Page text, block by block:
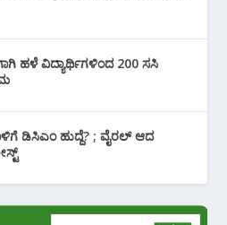
ಹಳೆ ವಿದ್ಯಾರ್ಥಿಗಳಿಂದ 200 ಸಸಿ
ಡಿಸಿಎಂ ಹುದ್ದೆ? ; ವೈರಲ್ ಆದ